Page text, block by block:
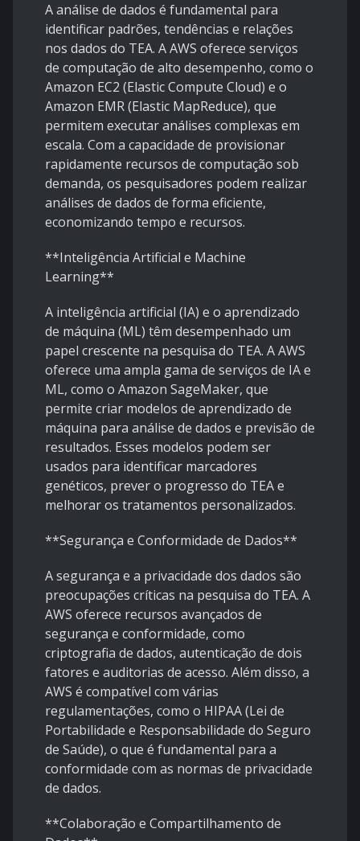
A análise de dados é fundamental para
identificar padrões, tendências e relações
nos dados do TEA. A AWS oferece serviços
de computação de alto desempenho, como o
Amazon EC2 (Elastic Compute Cloud) e o
Amazon EMR (Elastic MapReduce), que
permitem executar análises complexas em
escala. Com a capacidade de provisionar
rapidamente recursos de computação sob
demanda, os pesquisadores podem realizar
análises de dados de forma eficiente,
economizando tempo e recursos.
**Inteligência Artificial e Machine
Learning**
A inteligência artificial (IA) e o aprendizado
de máquina (ML) têm desempenhado um
papel crescente na pesquisa do TEA. A AWS
oferece uma ampla gama de serviços de IA e
ML, como o Amazon SageMaker, que
permite criar modelos de aprendizado de
máquina para análise de dados e previsão de
resultados. Esses modelos podem ser
usados para identificar marcadores
genéticos, prever o progresso do TEA e
melhorar os tratamentos personalizados.
**Segurança e Conformidade de Dados**
A segurança e a privacidade dos dados são
preocupações críticas na pesquisa do TEA. A
AWS oferece recursos avançados de
segurança e conformidade, como
criptografia de dados, autenticação de dois
fatores e auditorias de acesso. Além disso, a
AWS é compatível com várias
regulamentações, como o HIPAA (Lei de
Portabilidade e Responsabilidade do Seguro
de Saúde), o que é fundamental para a
conformidade com as normas de privacidade
de dados.
**Colaboração e Compartilhamento de